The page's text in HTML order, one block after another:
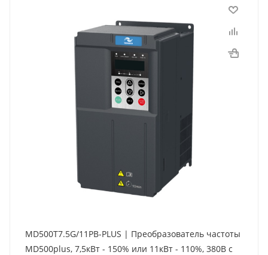
MD500T7.5G/11PB-PLUS | Преобразователь частоты
MD500plus, 7,5кВт - 150% или 11кВт - 110%, 380В с